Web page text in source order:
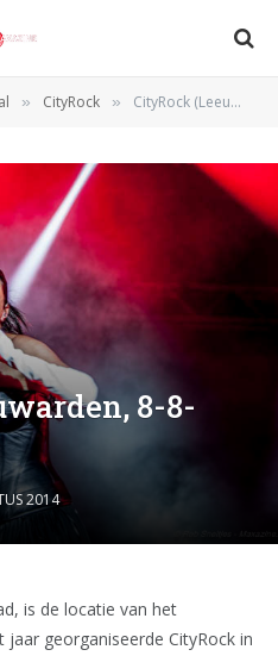
» CityRock » CityRock (Leeuwarden, 8-8-2014)
8-8-
2014
is de locatie van het
georganiseerde CityRock in